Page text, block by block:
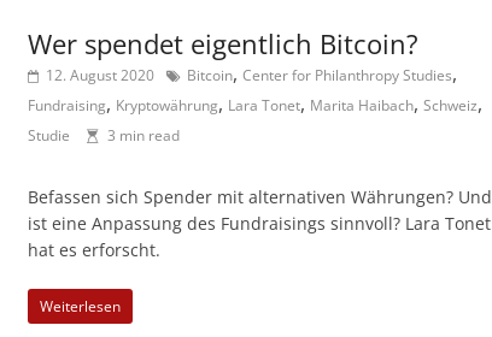
Wer spendet eigentlich Bitcoin?
12. August 2020 Bitcoin,Center for Philanthropy Studies,
Fundraising, Kryptowährung, Lara Tonet, Marita Haibach,Schweiz,
Studie 3 min read
Befassen sich Spender mit alternativen Währungen? Und
ist eine Anpassung des Fundraisings sinnvoll? Lara Tonet
hat es erforscht.
Weiterlesen